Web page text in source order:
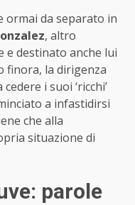
ormai da separato in
, altro
e destinato anche lui
finora, la dirigenza
i suoi ‘ricchi’
a infastidirsi
che alla
situazione di
parole